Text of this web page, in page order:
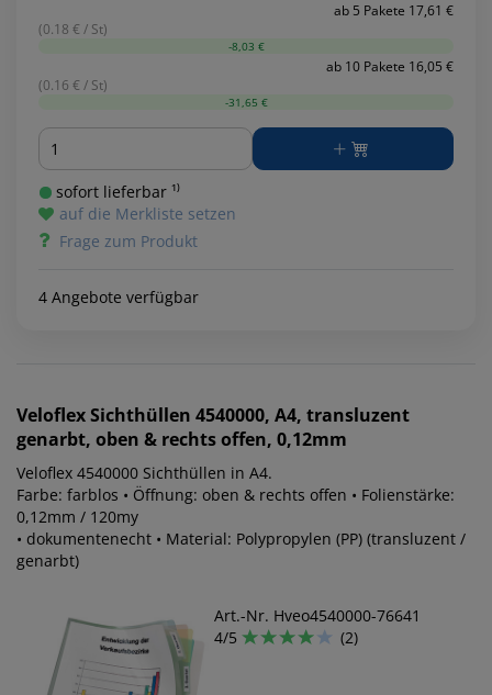
ab 5 Pakete 17,61 €
(0.18 € / St)
-8,03 €
ab 10 Pakete 16,05 €
(0.16 € / St)
-31,65 €
Menge
sofort lieferbar ¹⁾
auf die Merkliste setzen
Frage zum Produkt
4 Angebote verfügbar
VeloflexSichthüllen 4540000, A4, transluzent
genarbt, oben & rechts offen, 0,12mm
Veloflex 4540000 Sichthüllen in A4.
Farbe: farblos • Öffnung: oben & rechts offen • Folienstärke:
0,12mm / 120my
• dokumentenecht • Material: Polypropylen (PP) (transluzent /
genarbt)
Art.-Nr. Hveo4540000-76641
4/5
(2)